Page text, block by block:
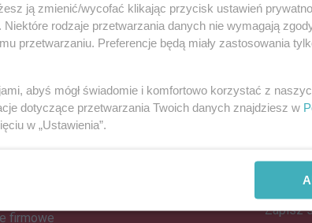
REKLAMA
firmowe
Dołącz
Zapisz
ją zmienić/wycofać klikając przycisk ustawień
. Niektóre rodzaje przetwarzania danych nie wymagają
przetwarzaniu. Preferencje będą miały zastosowania
abyś mógł świadomie i komfortowo korzystać z
dotyczące przetwarzania Twoich danych znajdziesz w
w „Ustawienia”.